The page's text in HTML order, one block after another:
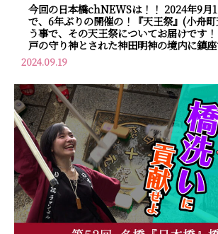
今回の日本橋chNEWSは！！ 2024年9月
で、6年ぶりの開催の！『天王祭』(小舟
う事で、その天王祭についてお届けです
戸の守り神とされた神田明神の境内に鎮
2024.09.19